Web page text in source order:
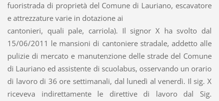
fuoristrada di proprietà del Comune di Lauriano, escavatore
e attrezzature varie in dotazione ai
cantonieri, quali pale, carriola). Il signor X ha svolto dal
15/06/2011 le mansioni di cantoniere stradale, addetto alle
pulizie di mercato e manutenzione delle strade del Comune
di Lauriano ed assistente di scuolabus, osservando un orario
di lavoro di 36 ore settimanali, dal lunedì al venerdì. Il sig. X
riceveva indirettamente le direttive di lavoro dal Sig.